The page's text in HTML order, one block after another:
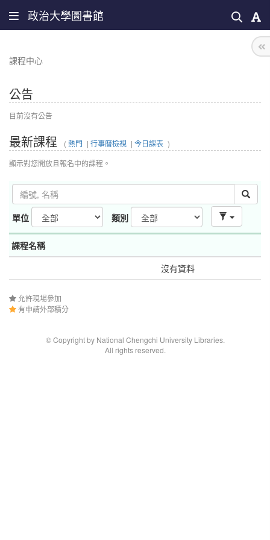
政治大學圖書館
課程中心
公告
目前沒有公告
最新課程 (熱門 | 行事曆檢視 | 今日課表 )
顯示對您開放且報名中的課程。
單位 類別
課程名稱
沒有資料
允許現場參加
有申請外部積分
© Copyright by National Chengchi University Libraries.
All rights reserved.